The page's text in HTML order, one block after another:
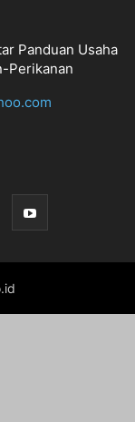
Panduan Usaha
Perikanan